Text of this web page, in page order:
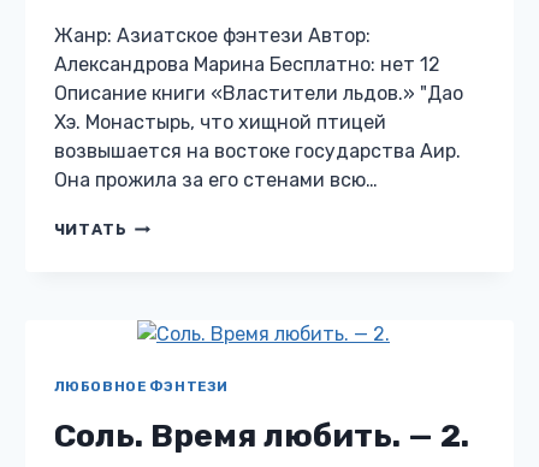
Жанр: Азиатское фэнтези Автор:
Александрова Марина Бесплатно: нет 12
Описание книги «Властители льдов.» "Дао
Хэ. Монастырь, что хищной птицей
возвышается на востоке государства Аир.
Она прожила за его стенами всю…
ЧИТАТЬ ВЛАСТИТЕЛИ
ЛЮБОВНОЕ ФЭНТЕЗИ
Соль. Время любить. — 2.